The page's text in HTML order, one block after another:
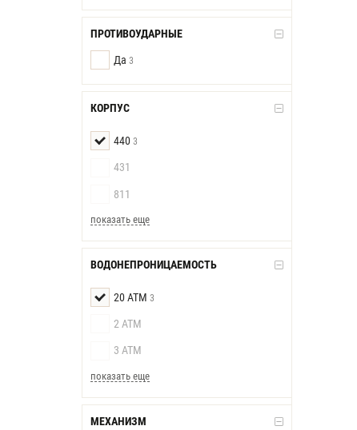
ПРОТИВОУДАРНЫЕ
Да 3
КОРПУС
440 3
431
811
показать еще
ВОДОНЕПРОНИЦАЕМОСТЬ
20 АТМ 3
2 АТМ
3 АТМ
показать еще
МЕХАНИЗМ